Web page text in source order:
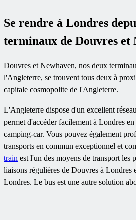
Se rendre à Londres
terminaux de Douvres et
Douvres et Newhaven, nos deux
l'Angleterre, se trouvent tous deux à
capitale cosmopolite de l'Angleterre.
L'Angleterre dispose d'un excellent
permet d'accéder facilement à Londres
camping-car. Vous pouvez également
transports en commun exceptionnel et
train est l'un des moyens de transport les
liaisons régulières de Douvres à Londres
Londres. Le bus est une autre solution